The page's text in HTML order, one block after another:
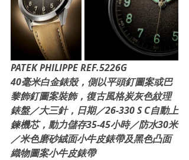
PATEK PHILIPPE REF.5226G
40毫米白金錶殼，側以平頭釘圖案或巴
黎飾釘圖案裝飾，復古風格炭灰色紋理
錶盤／大三針，日期／26-330 S C自動上
鍊機芯，動力儲存35-45小時／防水30米
／米色磨砂絨面小牛皮錶帶及黑色凸面
織物圖案小牛皮錶帶